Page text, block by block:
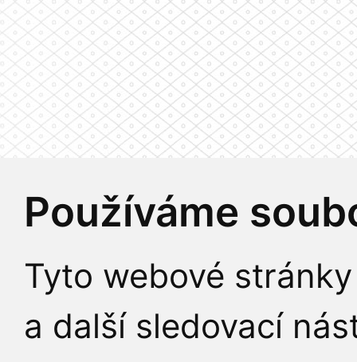
Používáme
Tyto webové
a další sledovací